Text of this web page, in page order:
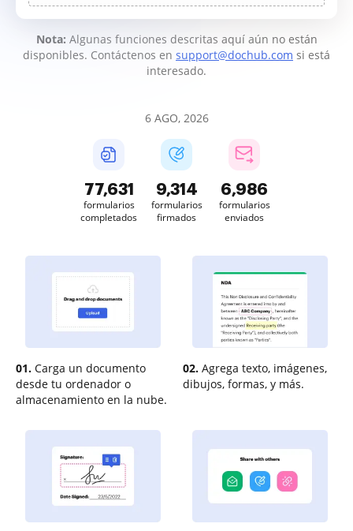
Nota: Algunas funciones descritas aquí aún no están
disponibles. Contáctenos en support@dochub.com si está
interesado.
6 AGO, 2026
77,631
formularios
completados
9,314
formularios
firmados
6,986
formularios
enviados
01. Carga un documento
desde tu ordenador o
almacenamiento en la nube.
02. Agrega texto, imágenes,
dibujos, formas, y más.